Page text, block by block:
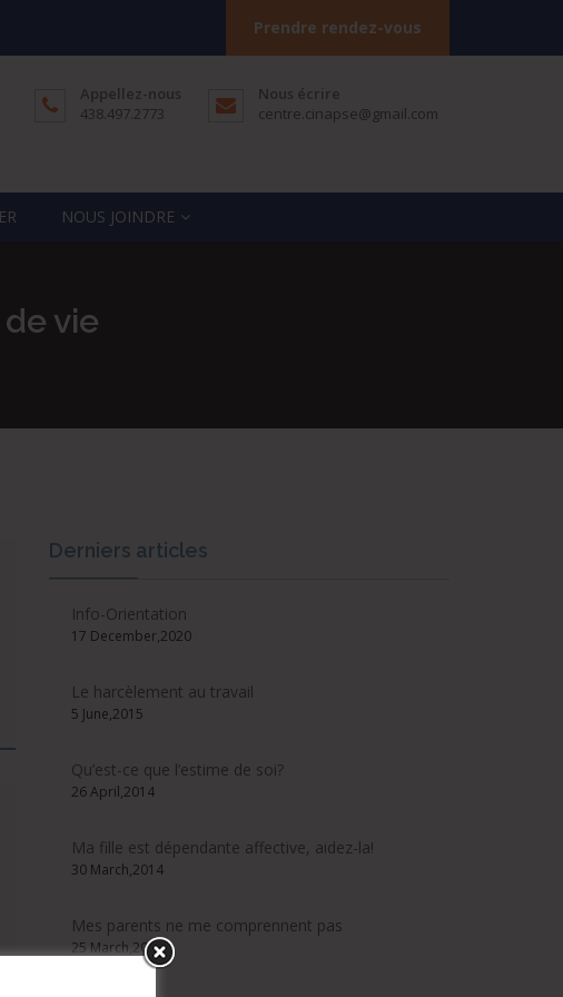
Prendre rendez-vous
Appellez-nous
438.497.2773
Nous écrire
centre.cinapse@gmail.com
NOUS JOINDRE
vie
Derniers articles
Info-Orientation
17 December,2020
Le harcèlement au travail
5 June,2015
Qu’est-ce que l’estime de soi?
26 April,2014
Ma fille est dépendante affective, aidez-la!
30 March,2014
Mes parents ne me comprennent pas
25 March,2014